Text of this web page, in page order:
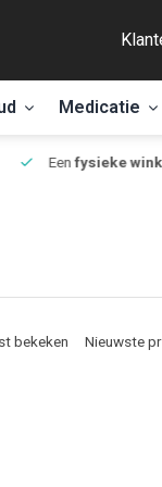
Medicatie
Eenfysieke winkel
bekeken Nieuwste